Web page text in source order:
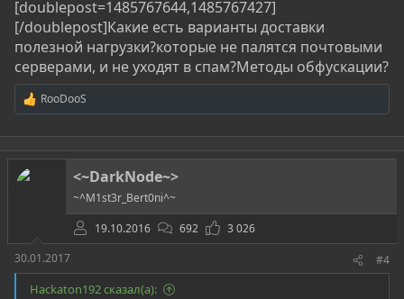
[doublepost=1485767644,1485767427]
[/doublepost]Какие есть варианты доставки
полезной нагрузки?которые не палятся почтовыми
серверами, и не уходят в спам?Методы обфускации?
Р
е
а
к
ц
и
RooDooS
<~DarkNode~>
~^M1st3r_Bert0ni^~
19.10.2016
692
3 026
30.01.2017
#4
Hackaton192 сказал(а):